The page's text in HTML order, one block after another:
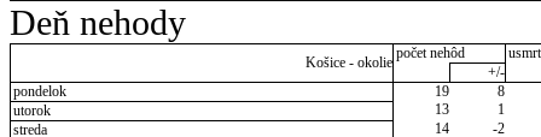
Deň nehody
Košice - okolie
počet nehôd
+/-
pondelok
19
8
utorok
13
1
streda
14
-2